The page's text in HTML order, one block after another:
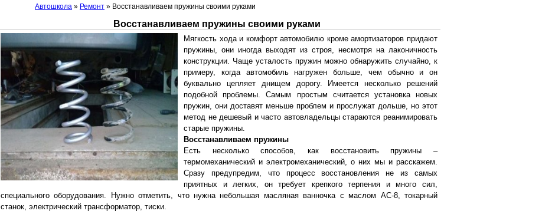
Автошкола » Ремонт » Восстанавливаем пружины своими руками
Восстанавливаем пружины своими руками
Мягкость хода и комфорт автомобилю кроме амортизаторов придают
пружины, они иногда выходят из строя, несмотря на лаконичность
конструкции. Чаще усталость пружин можно обнаружить случайно, к
примеру, когда автомобиль нагружен больше, чем обычно и он
буквально цепляет днищем дорогу. Имеется несколько решений
подобной проблемы. Самым простым считается установка новых
пружин, они доставят меньше проблем и прослужат дольше, но этот
метод не дешевый и часто автовладельцы стараются реанимировать
старые пружины.
Восстанавливаем пружины
Есть несколько способов, как восстановить пружины –
термомеханический и электромеханический, о них мы и расскажем.
Сразу предупредим, что процесс восстановления не из самых
приятных и легких, он требует крепкого терпения и много сил,
специального оборудования. Нужно отметить, что нужна небольшая масляная ванночка с маслом AC-8, токарный
станок, электрический трансформатор, тиски.